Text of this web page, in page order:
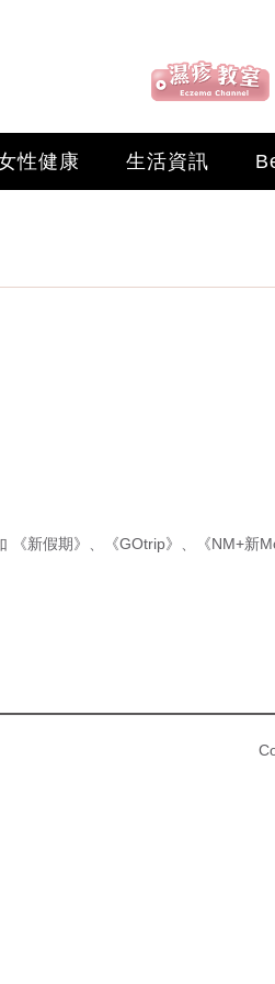
性健康 生活資訊
《新假期》 《GOtrip》 《NM+新